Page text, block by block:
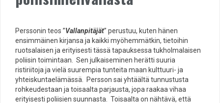
Perssonin teos ”Vallanpitäjät” perustuu, kuten hänen
ensimmäinen kirjansa ja kaikki myöhemmätkin, tietoihin
ruotsalaisen ja erityisesti tässä tapauksessa tukholmalaisen
poliisin toimintaan. Sen julkaiseminen herätti suuria
ristiriitoja ja vielä suurempia tunteita maan kulttuuri- ja
yhteiskuntaelämässä. Persson sai yhtäältä tunnustusta
rohkeudestaan ja toisaalta parjausta, jopa raakaa vihaa
erityisesti poliisien suunnasta. Toisaalta on nähtävä, että